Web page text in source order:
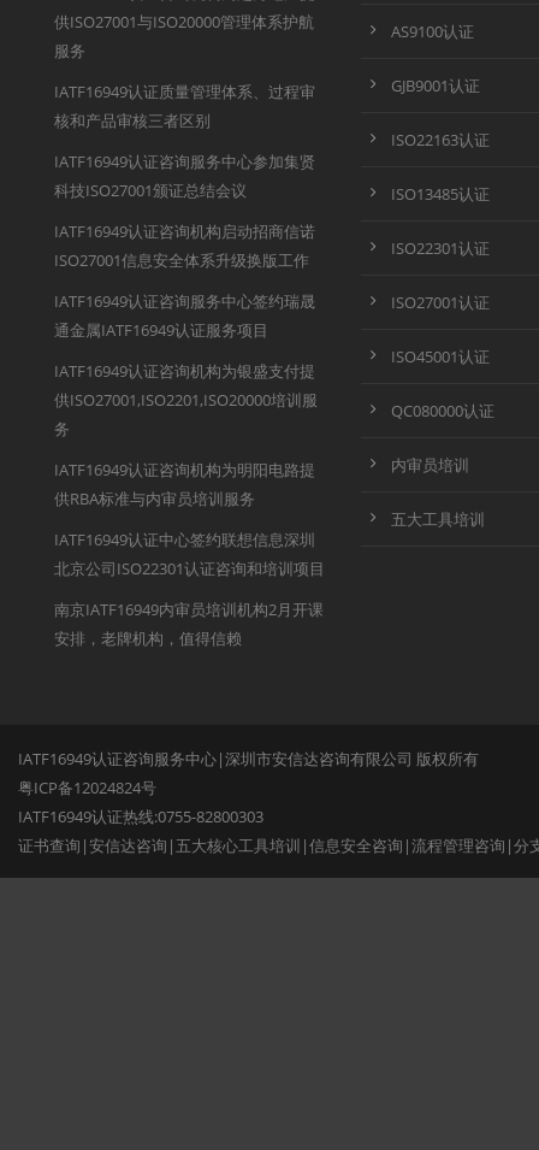
供ISO27001与ISO20000管理体系护航
服务
IATF16949认证质量管理体系、过程审
核和产品审核三者区别
IATF16949认证咨询服务中心参加集贤
科技ISO27001颁证总结会议
IATF16949认证咨询机构启动招商信诺
ISO27001信息安全体系升级换版工作
IATF16949认证咨询服务中心签约瑞晟
通金属IATF16949认证服务项目
IATF16949认证咨询机构为银盛支付提
供ISO27001,ISO2201,ISO20000培训服
务
IATF16949认证咨询机构为明阳电路提
供RBA标准与内审员培训服务
IATF16949认证中心签约联想信息深圳
北京公司ISO22301认证咨询和培训项目
南京IATF16949内审员培训机构2月开课
安排，老牌机构，值得信赖
AS9100认证
GJB9001认证
ISO22163认证
ISO13485认证
ISO22301认证
ISO27001认证
ISO45001认证
QC080000认证
内审员培训
五大工具培训
IATF16949认证咨询服务中心|深圳市安信达咨询有限公司 版权所有
粤ICP备12024824号
IATF16949认证热线:0755-82800303
证书查询 |安信达咨询 | 五大核心工具培训 |信息安全咨询 |流程管理咨询 |分